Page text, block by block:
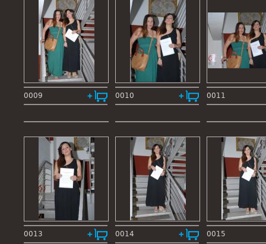
0009 0010 0011
0013 0014 0015